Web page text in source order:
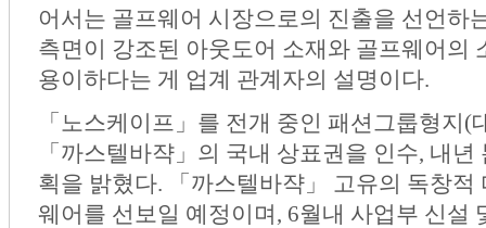
어서는 골프웨어 시장으로의 진출을 선언하
측면이 강조된 아웃도어 소재와 골프웨어의
용이하다는 게 업계 관계자의 설명이다.
「노스케이프」를 전개 중인 패션그룹형지
「까스텔바쟉」의 국내 상표권을 인수, 내
획을 밝혔다. 「까스텔바쟉」 고유의 독창
웨어를 선보일 예정이며, 6월내 사업부 신설